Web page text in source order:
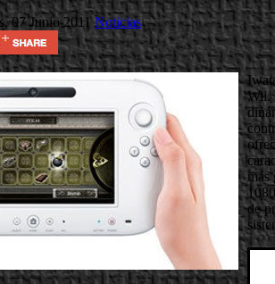
07 Junio 2011Noticias
Wii.
más
de